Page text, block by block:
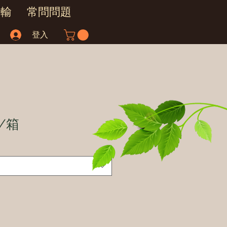
常問問題
登入
箱